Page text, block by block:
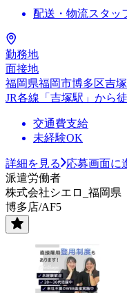
配送・物流スタッ
勤務地
面接地
福岡県福岡市博多区吉
JR各線「吉塚駅」から
交通費支給
未経験OK
詳細を見る
応募画面に
派遣労働者
株式会社シエロ_福岡県
博多店/AF5